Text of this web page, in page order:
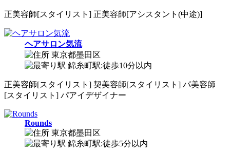
正美容師[スタイリスト] 正美容師[アシスタント(中途)]
ヘアサロン気流
東京都墨田区
錦糸町駅:徒歩10分以内
正美容師[スタイリスト] 契美容師[スタイリスト] パ美容師
[スタイリスト] パアイデザイナー
Rounds
東京都墨田区
錦糸町駅:徒歩5分以内